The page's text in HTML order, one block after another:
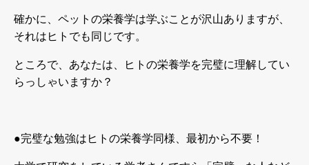
確かに、ペットの栄養学は学ぶことが沢山ありますが、
それはヒトでも同じです。
ところで、あなたは、ヒトの栄養学を完璧に理解してい
らっしゃいますか？
●完璧な勉強はヒトの栄養学同様、最初から不要！